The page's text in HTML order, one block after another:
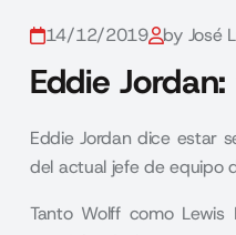
14/12/2019 by José
Eddie
Eddie Jordan dice estar
del actual jefe de equipo
Tanto Wolff como